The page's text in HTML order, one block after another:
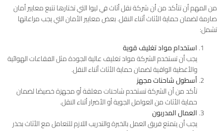
من المهم أن تتأكد من أن شركة نقل أثاث في ليوا التي تختارها تتبع معايير أمان
صارمة لضمان حماية الأثاث أثناء النقل. بعض معايير الأمان التي يجب مراعاتها
تشمل:
استخدام مواد تغليف قوية
يجب أن تستخدم الشركة مواد تغليف عالية الجودة مثل الفقاعات الهوائية
والأغطية الواقية لضمان حماية الأثاث أثناء النقل.
أسطول شاحنات مجهز
تأكد من أن الشركة تستخدم شاحنات مغلقة أو مجهزة خصيصًا لضمان
حماية الأثاث من العوامل الجوية أو الأضرار أثناء النقل.
العمال المدربون
يجب أن يتمتع فريق العمل بالخبرة والتدريب اللازم للتعامل مع الأثاث بحذر